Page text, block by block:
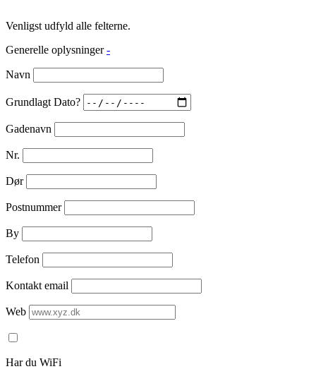
Venligst udfyld alle felterne.
Generelle oplysninger -
Navn
Grundlagt Dato?
Gadenavn
Nr.
Dør
Postnummer
By
Telefon
Kontakt email
Web
Har du WiFi